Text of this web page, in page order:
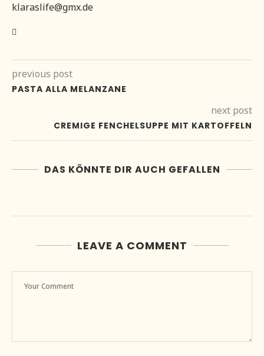
klaraslife@gmx.de
previous post
PASTA ALLA MELANZANE
next post
CREMIGE FENCHELSUPPE MIT KARTOFFELN
DAS KÖNNTE DIR AUCH GEFALLEN
LEAVE A COMMENT